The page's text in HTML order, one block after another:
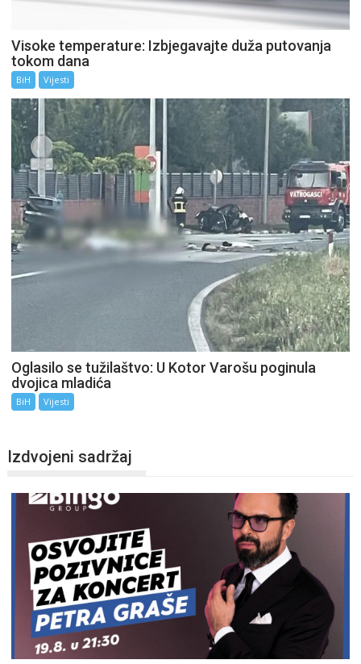
Visoke temperature: Izbjegavajte duža putovanja
tokom dana
BiH Vijesti
Oglasilo se tužilaštvo: U Kotor Varošu poginula
dvojica mladića
BiH Vijesti
Izdvojeni sadržaj